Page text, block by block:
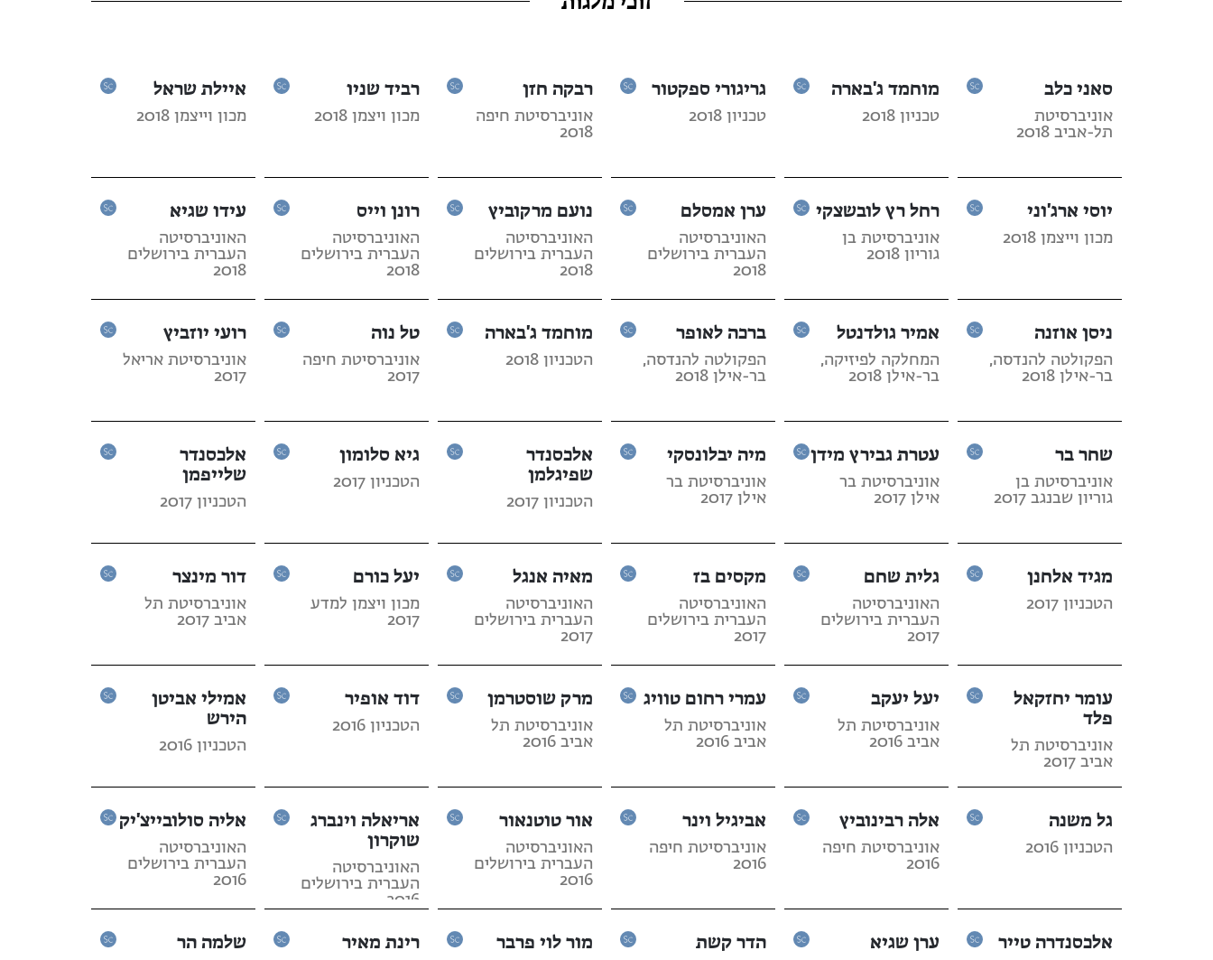
סאני כלב
אוניברסיטת
תל-אביב 2018
מוחמד ג'בארה
טכניון 2018
גריגורי ספקטור
טכניון 2018
רבקה חזן
אוניברסיטת חיפה
2018
רביד שניו
מכון ויצמן 2018
איילת שראל
מכון וייצמן 2018
יוסי ארג'וני
מכון וייצמן 2018
רחל רץ לובשצקי
אוניברסיטת בן
גוריון 2018
ערן אמסלם
האוניברסיטה
העברית בירושלים
2018
נועם מרקוביץ
האוניברסיטה
העברית בירושלים
2018
רונן וייס
האוניברסיטה
העברית בירושלים
2018
עידו שגיא
האוניברסיטה
העברית בירושלים
2018
ניסן אוזנה
הפקולטה להנדסה,
בר-אילן 2018
אמיר גולדנטל
המחלקה לפיזיקה,
בר-אילן 2018
ברכה לאופר
הפקולטה להנדסה,
בר-אילן 2018
מוחמד ג'בארה
הטכניון 2018
טל נוה
אוניברסיטת חיפה
2017
רועי יוזביץ
אוניברסיטת אריאל
2017
שחר בר
אוניברסיטת בן
גוריון שבנגב 2017
עטרת גבירץ מידן
אוניברסיטת בר
אילן 2017
מיה יבלונסקי
אוניברסיטת בר
אילן 2017
אלכסנדר
שפיגלמן
הטכניון 2017
גיא סלומון
הטכניון 2017
אלכסנדר
שלייפמן
הטכניון 2017
מגיד אלחנן
הטכניון 2017
גלית שחם
האוניברסיטה
העברית בירושלים
2017
מקסים בז
האוניברסיטה
העברית בירושלים
2017
מאיה אנגל
האוניברסיטה
העברית בירושלים
2017
יעל כורם
מכון ויצמן למדע
2017
דור מינצר
אוניברסיטת תל
אביב 2017
עומר יחזקאל
פלד
אוניברסיטת תל
אביב 2017
יעל יעקב
אוניברסיטת תל
אביב 2016
עמרי רחום טוויג
אוניברסיטת תל
אביב 2016
מרק שוסטרמן
אוניברסיטת תל
אביב 2016
דוד אופיר
הטכניון 2016
אמילי אביטן
הירש
הטכניון 2016
גל משנה
הטכניון 2016
אלה רבינוביץ
אוניברסיטת חיפה
2016
אביגיל וינר
אוניברסיטת חיפה
2016
אור טוטנאור
האוניברסיטה
העברית בירושלים
2016
אריאלה וינברג
שוקרון
האוניברסיטה
העברית בירושלים
2016
אליה סולובייצ'יק
האוניברסיטה
העברית בירושלים
2016
אלכסנדרה טייר ערן שגיא הדר קשת מור לוי פרבר רינת מאיר שלמה הר